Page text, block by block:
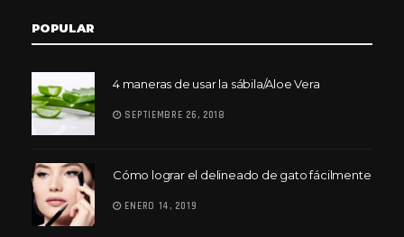
POPULAR
4 maneras de usar la sábila/Aloe Vera
SEPTIEMBRE 26, 2018
Cómo lograr el delineado de gato fácilmente
ENERO 14, 2019